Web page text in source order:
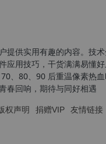
【软件特色】
【使用教程】
提供实用有趣的内容。技
应用技巧，干货满满易懂
、80、90 后重温像素热
春回响，期待与同好相遇
权声明 捐赠VIP 友情链接